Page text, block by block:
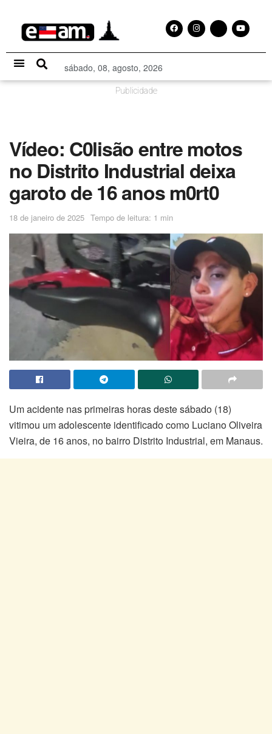
sábado, 08, agosto, 2026
Publicidade
Vídeo: C0lisão entre motos
no Distrito Industrial deixa
garoto de 16 anos m0rt0
18 de janeiro de 2025 Tempo de leitura: 1 min
Um acidente nas primeiras horas deste sábado (18)
vitimou um adolescente identificado como Luciano Oliveira
Vieira, de 16 anos, no bairro Distrito Industrial, em Manaus.